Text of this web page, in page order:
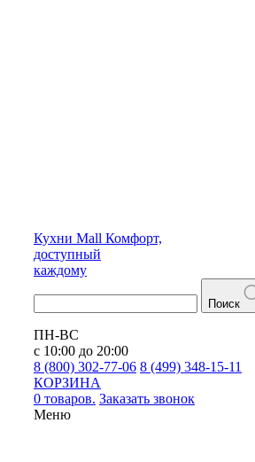
Кухни Mall Комфорт,
доступный
каждому
Поиск
ПН-ВС
с 10:00 до 20:00
8 (800) 302-77-06 8 (499) 348-15-11
КОРЗИНА
0 товаров. Заказать звонок
Меню